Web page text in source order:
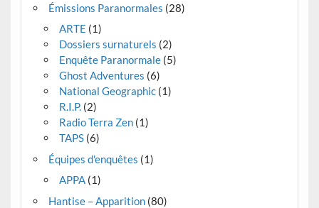
Émissions Paranormales (28)
ARTE (1)
Dossiers surnaturels (2)
Enquête Paranormale(5)
Ghost Adventures (6)
National Geographic(1)
R.I.P.(2)
Radio Terra Zen(1)
TAPS(6)
Équipes d'enquêtes (1)
APPA(1)
Hantise – Apparition(80)